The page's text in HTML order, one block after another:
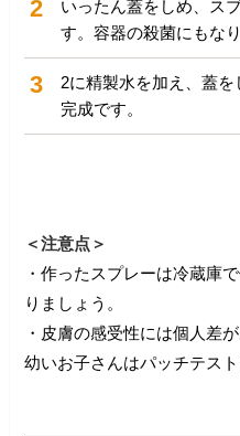
2
いったん蓋をしめ、ス
す。容器の殺菌にもなり
3
2に精製水を加え、蓋
完成です。
＜注意点＞
・作ったスプレーは冷蔵庫
りましょう。
・皮膚の感受性には個人差
幼いお子さんはパッチテス